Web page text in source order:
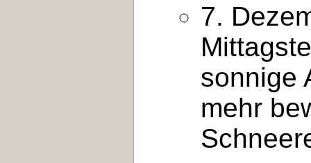
7.
sonnige
mehr